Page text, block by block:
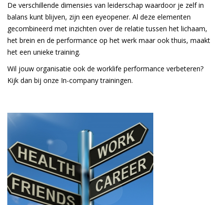
De verschillende dimensies van leiderschap waardoor je zelf in
balans kunt blijven, zijn een eyeopener. Al deze elementen
gecombineerd met inzichten over de relatie tussen het lichaam,
het brein en de performance op het werk maar ook thuis, maakt
het een unieke training.
Wil jouw organisatie ook de worklife performance verbeteren?
Kijk dan bij onze In-company trainingen.